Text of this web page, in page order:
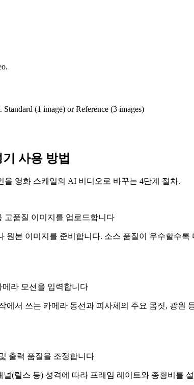
(1 image) or Reference (3 images)
사용 방법
을 영화 스케일의 AI 비디오로 바꾸는 4단계 절차.
고품질 이미지를 업로드합니다
원본 이미지를 준비합니다. 소스 품질이 우수할수
라 모션을 입력합니다
에서 쓰는 카메라 동선과 피사체의 주요 몸짓, 광원
출력 품질을 조정합니다
널(릴스 등) 성격에 따라 프레임 레이트와 종횡비를